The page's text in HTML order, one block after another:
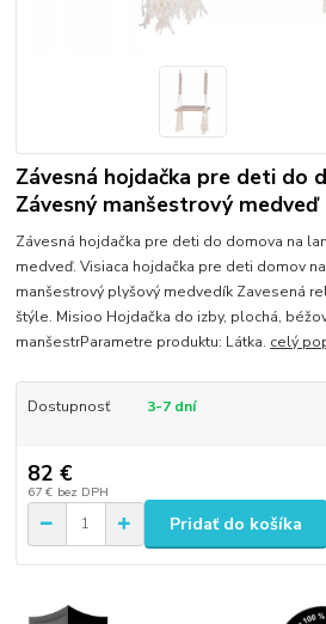
Závesná hojdačka pre deti do
Závesný manšestrový medveď
Závesná hojdačka pre deti do domova na
medveď. Visiaca hojdačka pre deti domov
manšestrový plyšový medvedík Zavesená
štýle. Misioo Hojdačka do izby, plochá,
manšestrParametre produktu: Látka. celý
Dostupnosť 3-7 dní
82 €
67 € bez DPH
Pridať do košíka